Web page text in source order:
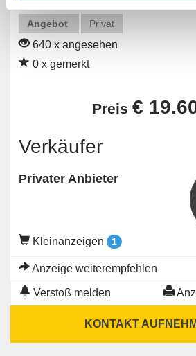
Angebot Privat
640 x angesehen
0 x gemerkt
Preis €
Verkäufer
Privater Anbieter
Kleinanzeigen 1
Anzeige weiterempfehlen
Verstoß melden
KONTAKT